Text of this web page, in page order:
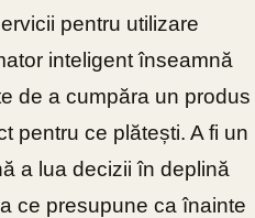
pentru utilizare
inteligent înseamnă
de a cumpăra un produs
pentru ce plătești. A fi un
a lua decizii în deplină
ce presupune ca înainte